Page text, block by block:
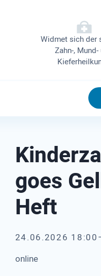
Widmet sich der
Zahn-, Mund-
goes
Heft
24.06.2026
online